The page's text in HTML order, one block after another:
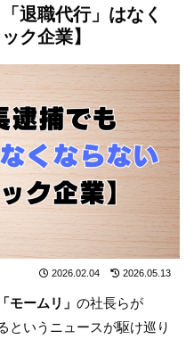
退職代行」はなく
ク企業】
2026.02.04 2026.05.13
「モームリ」 の社長らが
というニュースが駆け巡り